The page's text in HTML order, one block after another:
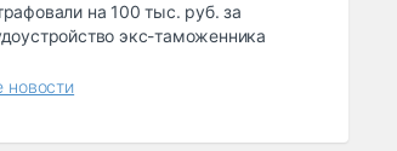
на 100 тыс. руб. за
экс-таможенника
новости